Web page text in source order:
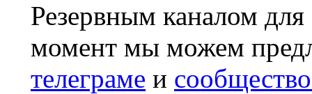
Резервным каналом
момент мы можем
телеграме и